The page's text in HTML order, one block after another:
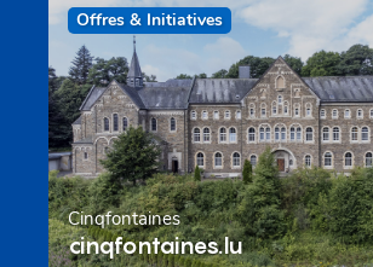
Offres & Initiatives
Cinqfontaines
cinqfontaines.lu